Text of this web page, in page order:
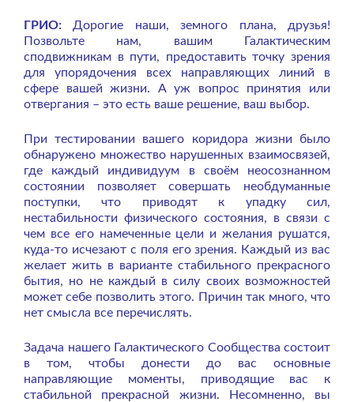
ГРИО: Дорогие наши, земного плана, друзья!
Позвольте нам, вашим Галактическим
сподвижникам в пути, предоставить точку зрения
для упорядочения всех направляющих линий в
сфере вашей жизни. А уж вопрос принятия или
отвергания – это есть ваше решение, ваш выбор.
При тестировании вашего коридора жизни было
обнаружено множество нарушенных взаимосвязей,
где каждый индивидуум в своём неосознанном
состоянии позволяет совершать необдуманные
поступки, что приводят к упадку сил,
нестабильности физического состояния, в связи с
чем все его намеченные цели и желания рушатся,
куда-то исчезают с поля его зрения. Каждый из вас
желает жить в варианте стабильного прекрасного
бытия, но не каждый в силу своих возможностей
может себе позволить этого. Причин так много, что
нет смысла все перечислять.
Задача нашего Галактического Сообщества состоит
в том, чтобы донести до вас основные
направляющие моменты, приводящие вас к
стабильной прекрасной жизни. Несомненно, вы